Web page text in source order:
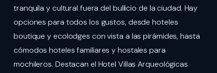
tranquila y cultural fuera del bullicio de la ciudad. Hay
opciones para todos los gustos, desde hoteles
boutique y ecolodges con vista a las pirámides, hasta
cómodos hoteles familiares y hostales para
mochileros. Destacan el Hotel Villas Arqueológicas